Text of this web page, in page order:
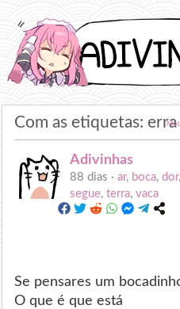
Com as etiquetas: erra
Adivinhas
88 dias ·ar, boca,dor
segue,terra,vaca
Se pensares um
O que é que está